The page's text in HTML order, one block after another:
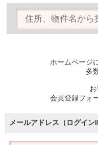
ホームページ
多
お
会員登録フォ
メールアドレス（ログイン